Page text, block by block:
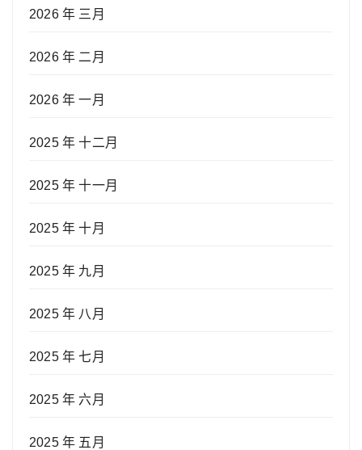
2026 年 三月
2026 年 二月
2026 年 一月
2025 年 十二月
2025 年 十一月
2025 年 十月
2025 年 九月
2025 年 八月
2025 年 七月
2025 年 六月
2025 年 五月